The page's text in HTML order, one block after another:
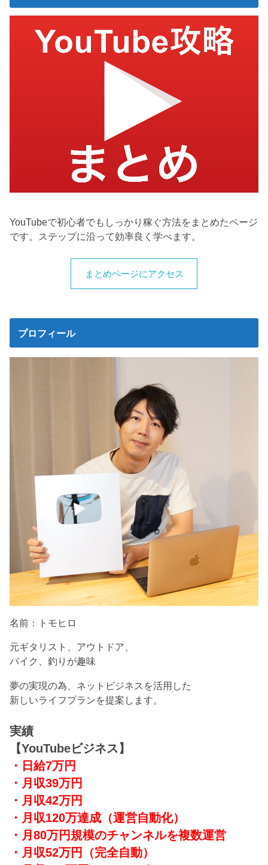
YouTubeで初心者でもしっかり稼ぐ方法をまとめたページ
です。ステップに沿って効率良く学べます。
まとめページにアクセス
プロフィール
名前：トモヒロ
元ギタリスト、アウトドア、
バイク、釣りが趣味
夢の実現の為、ネットビジネスを活用した
新しいライフプランを提案します。
実績
【YouTubeビジネス】
・日給7万円
・月収39万円
・月収42万円
・月収120万達成 （運営自動化）
・月80万円規模のチャンネルを複数運営
・月収52万円（完全自動）